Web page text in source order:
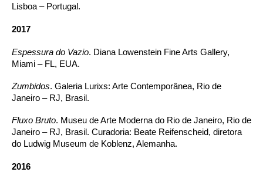
Lisboa – Portugal.
2017
Espessura do Vazio. Diana Lowenstein Fine Arts Gallery,
Miami – FL, EUA.
Zumbidos. Galeria Lurixs: Arte Contemporânea, Rio de
Janeiro – RJ, Brasil.
Fluxo Bruto. Museu de Arte Moderna do Rio de Janeiro, Rio de
Janeiro – RJ, Brasil. Curadoria: Beate Reifenscheid, diretora
do Ludwig Museum de Koblenz, Alemanha.
2016